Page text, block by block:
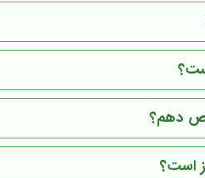
دهم؟
است؟